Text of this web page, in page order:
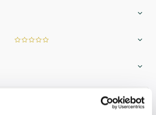
helpen?